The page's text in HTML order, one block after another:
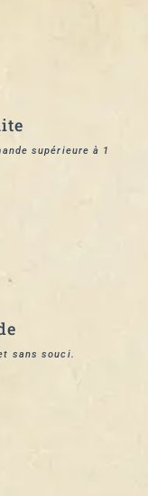
supérieure à 1
sans souci.